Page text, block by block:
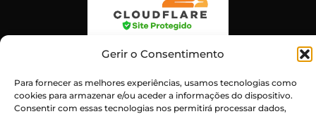
Gerir o Consentimento
Para fornecer as melhores experiências, usamos tecnologias como
cookies para armazenar e/ou aceder a informações do dispositivo.
Consentir com essas tecnologias nos permitirá processar dados,